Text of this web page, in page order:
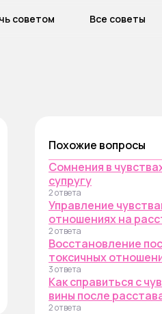
советом Все советы
Похожие вопросы
Сомнения в
супругу
2 ответа
Управление
отношениях на
2 ответа
Восстановление
токсичных
3 ответа
Как справиться с
вины после
2 ответа